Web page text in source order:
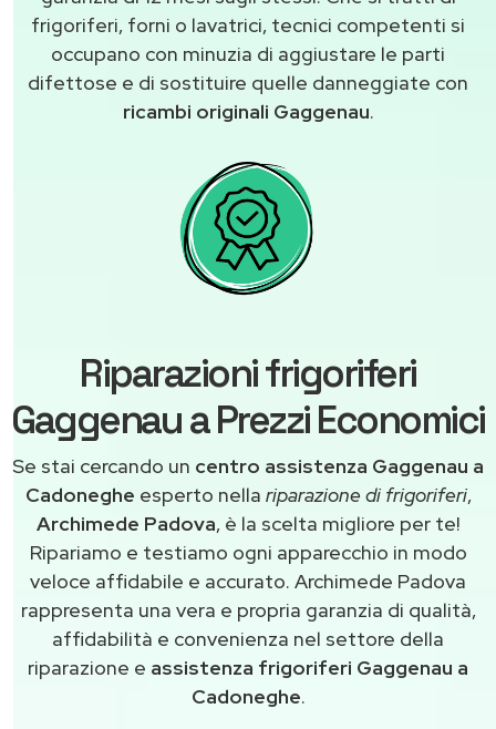
frigoriferi, forni o lavatrici, tecnici competenti si
occupano con minuzia di aggiustare le parti
difettose e di sostituire quelle danneggiate con
ricambi originali Gaggenau.
Riparazioni frigoriferi
Gaggenau a Prezzi Economici
Se stai cercando un centro assistenza Gaggenau a
Cadoneghe esperto nella riparazione di frigoriferi,
Archimede Padova, è la scelta migliore per te!
Ripariamo e testiamo ogni apparecchio in modo
veloce affidabile e accurato. Archimede Padova
rappresenta una vera e propria garanzia di qualità,
affidabilità e convenienza nel settore della
riparazione e assistenza frigoriferi Gaggenau a
Cadoneghe.